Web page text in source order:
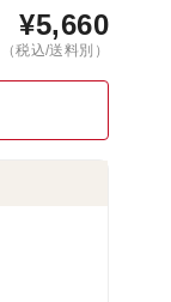
¥5,660
（税込/送料別）